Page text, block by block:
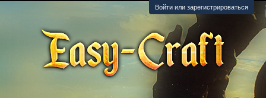
Войти или зарегистрироваться